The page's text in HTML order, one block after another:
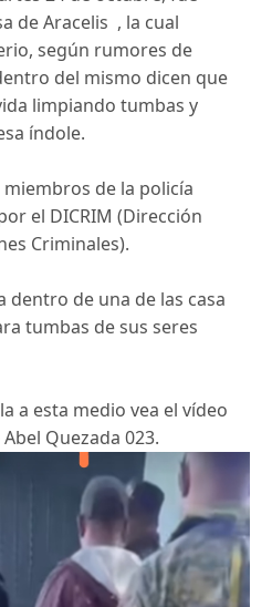
de Aracelis , la cual
según rumores de
del mismo dicen que
limpiando tumbas y
índole.
de la policía
el DICRIM (Dirección
Criminales).
dentro de una de las casa
tumbas de sus seres
a esta medio vea el vídeo
Quezada 023.